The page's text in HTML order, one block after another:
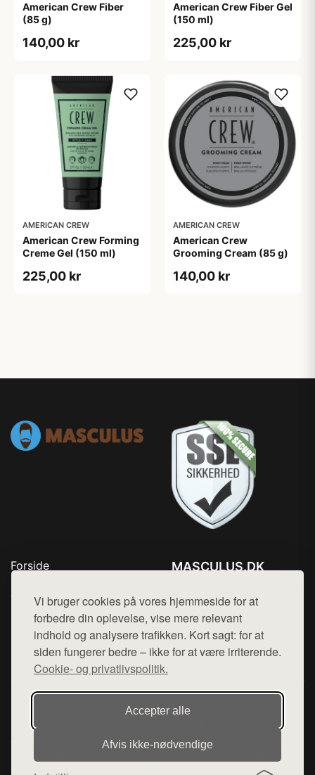
Vi bruger cookies på vores hjemmeside for at
forbedre din oplevelse, vise mere relevant
indhold og analysere trafikken. Kort sagt: for at
siden fungerer bedre – ikke for at være irriterende.
Cookie- og privatlivspolitik.
Accepter alle
Afvis ikke‑nødvendige
American Crew Fiber
(85 g)
140,00 kr
American Crew Fiber Gel
(150 ml)
225,00 kr
AMERICAN CREW
American Crew Forming
Creme Gel (150 ml)
225,00 kr
AMERICAN CREW
American Crew
Grooming Cream (85 g)
140,00 kr
Forside
Top Rabatter
Kontakt
MASCULUS.DK
Mail: hej@want.dk
Cookie- og privatlivspolitik
Denne side er en del af want.dk, der udgiver en række
hjemmesider med præsentation af forskellige produkter fra
diverse webshops. Der sælges ikke varer fra denne side - vi
henviser til de shops, som sælger varen. Vi har heller ikke
varerne på lager.